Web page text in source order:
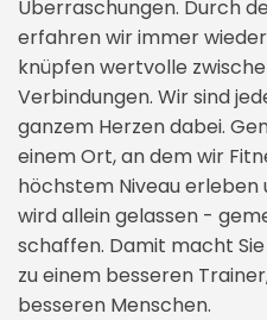
Überraschungen. Durch
erfahren wir immer
knüpfen wertvolle
Verbindungen. Wir sind
ganzem Herzen dabei.
einem Ort, an dem wir
höchstem Niveau erleben
wird allein gelassen -
schaffen. Damit macht
zu einem besseren
besseren Menschen.